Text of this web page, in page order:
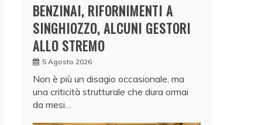
BENZINAI, RIFORNIMENTI A
SINGHIOZZO, ALCUNI GESTORI
ALLO STREMO
5 Agosto 2026
Non è più un disagio occasionale, ma
una criticità strutturale che dura ormai
da mesi…